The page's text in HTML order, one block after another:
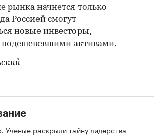
рынка начнется только
Россией смогут
новые инвесторы,
активами.
Ученые раскрыли тайну лидерства